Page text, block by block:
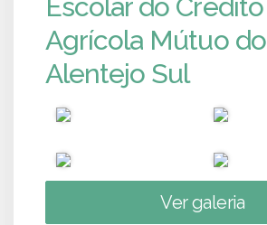
Escolar do Crédito
Agrícola Mútuo do
Alentejo Sul
Ver galeria